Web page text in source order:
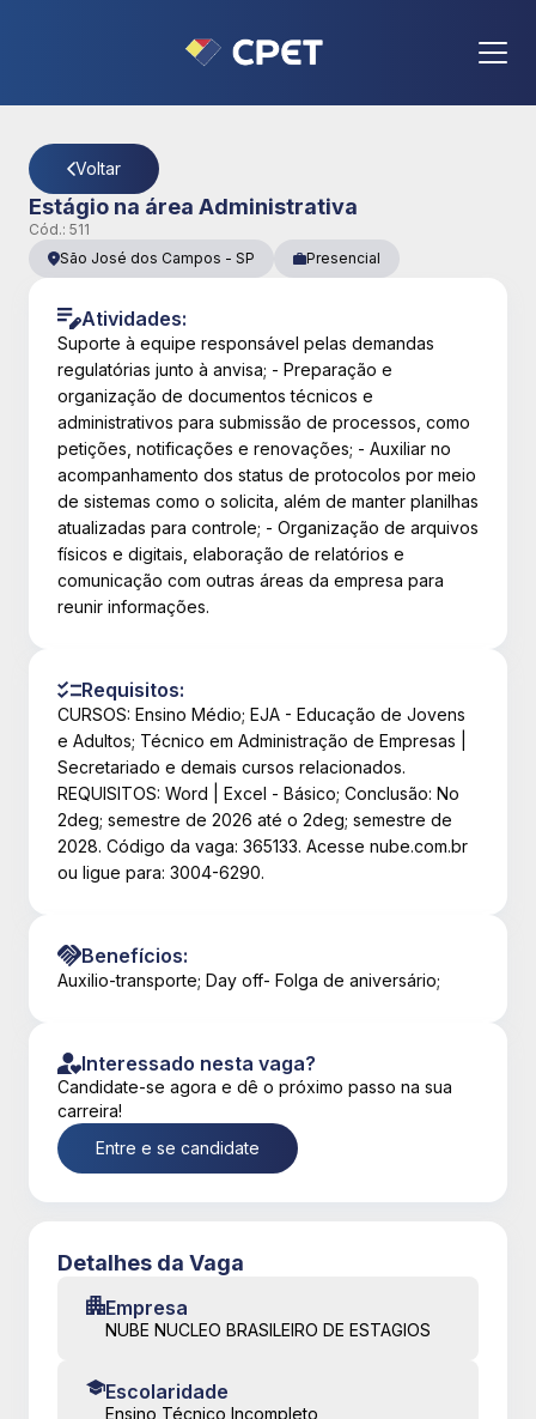
Voltar
Estágio na área Administrativa
Cód.: 511
São José dos Campos - SP Presencial
Atividades:
Suporte à equipe responsável pelas demandas
regulatórias junto à anvisa; - Preparação e
organização de documentos técnicos e
administrativos para submissão de processos, como
petições, notificações e renovações; - Auxiliar no
acompanhamento dos status de protocolos por meio
de sistemas como o solicita, além de manter planilhas
atualizadas para controle; - Organização de arquivos
físicos e digitais, elaboração de relatórios e
comunicação com outras áreas da empresa para
reunir informações.
Requisitos:
CURSOS: Ensino Médio; EJA - Educação de Jovens
e Adultos; Técnico em Administração de Empresas |
Secretariado e demais cursos relacionados.
REQUISITOS: Word | Excel - Básico; Conclusão: No
2deg; semestre de 2026 até o 2deg; semestre de
2028. Código da vaga: 365133. Acesse nube.com.br
ou ligue para: 3004-6290.
Benefícios:
Auxilio-transporte; Day off- Folga de aniversário;
Interessado nesta vaga?
Candidate-se agora e dê o próximo passo na sua
carreira!
Entre e se candidate
Detalhes da Vaga
Empresa
NUBE NUCLEO BRASILEIRO DE ESTAGIOS
Escolaridade
Ensino Técnico Incompleto